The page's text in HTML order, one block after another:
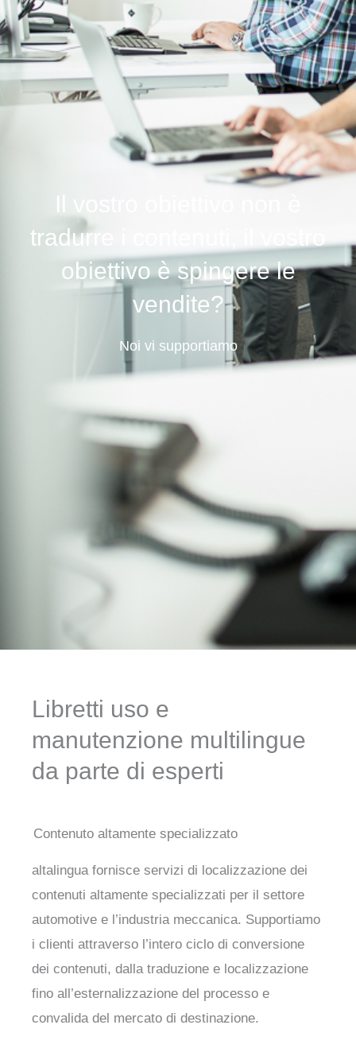
Il vostro obiettivo non è
tradurre i contenuti, il vostro
obiettivo è spingere le
vendite?
Noi vi supportiamo
Libretti uso e
manutenzione multilingue
da parte di esperti
Contenuto altamente specializzato
altalingua fornisce servizi di localizzazione dei
contenuti altamente specializzati per il settore
automotive e l’industria meccanica. Supportiamo
i clienti attraverso l’intero ciclo di conversione
dei contenuti, dalla traduzione e localizzazione
fino all’esternalizzazione del processo e
convalida del mercato di destinazione.